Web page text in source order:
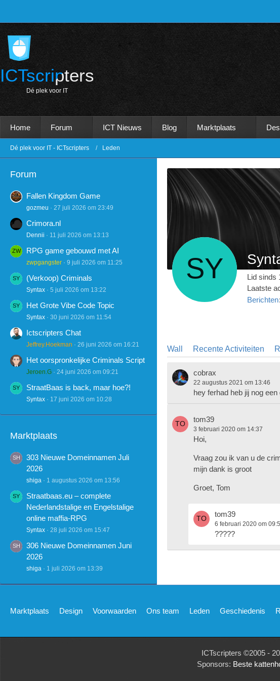
ICTscripters
Dé p e k voor T
Home Forum ICT Nieuws Blog Marktplaats
Dé plek voor IT - ICTscripters Leden
Forum
Fallen Kingdom Game
gozmeu 27 juli 2026 om 23:49
Crimora.nl
Dennii 11 juli 2026 om 13:13
RPG game gebouwd met AI
zwpgangster 9 juli 2026 om 11:25
(Verkoop) Criminals
Syntax 5 juli 2026 om 13:22
Het Grote Vibe Code Topic
Syntax 30 juni 2026 om 11:54
Ictscripters Chat
Jeffrey.Hoekman 26 juni 2026 om 16:21
Het oorspronkelijke Criminals Script
Jeroen.G 24 juni 2026 om 09:21
StraatBaas is back, maar hoe?!
Syntax 17 juni 2026 om 10:28
Marktplaats
303 Nieuwe Domeinnamen Juli
2026
shiga 1 augustus 2026 om 13:56
Straatbaas.eu – complete
Nederlandstalige en Engelstalige
online maffia-RPG
Syntax 28 juli 2026 om 15:47
306 Nieuwe Domeinnamen Juni
2026
shiga 1 juli 2026 om 13:39
Lid sinds
Laatste
Berichten
Wall Recente Activiteiten
cobrax
22 augustus 2021 om 13:46
hey ferhad heb jij nog
tom39
3 februari 2020 om 14:37
Hoi,
Vraag zou ik van u de
mijn dank is groot
Groet, Tom
tom39
6 februari 2020 om
?????
Marktplaats Design Voorwaarden Ons team Leden Geschiedenis
ICTscripters ©2005 -
Sponsors: Beste